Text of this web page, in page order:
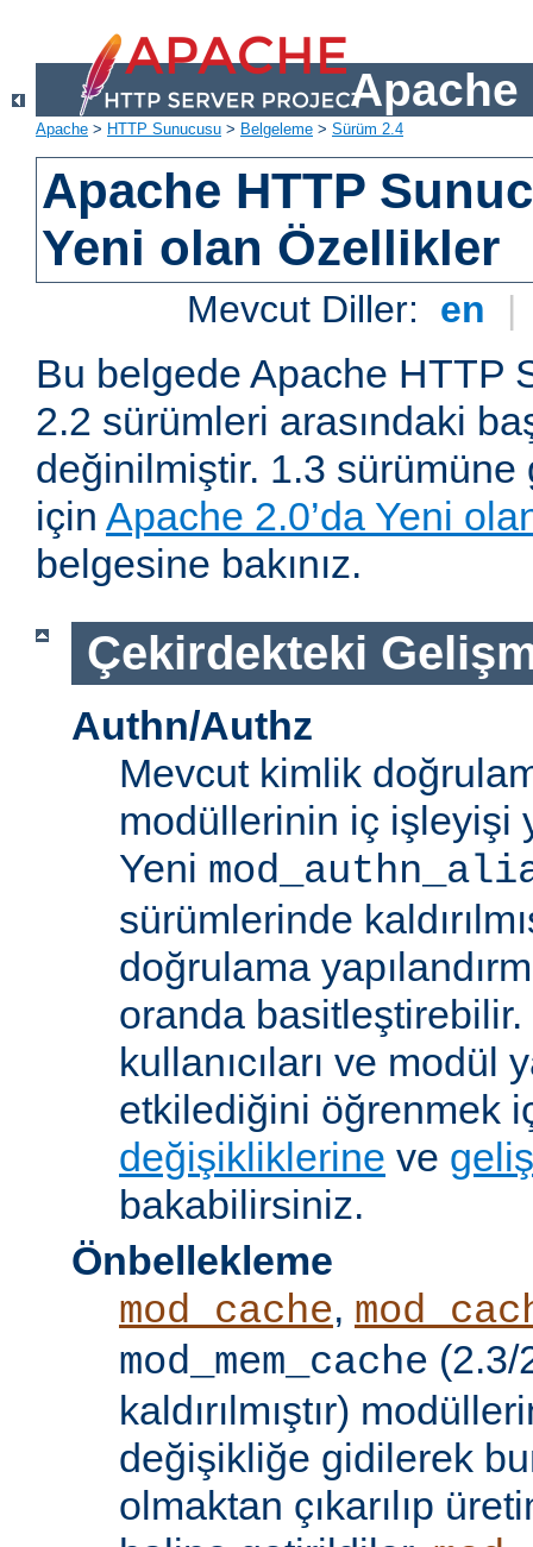
Apache
Apache > HTTP Sunucusu > Belgeleme > Sürüm 2.4
Apache HTTP
Yeni olan Özellikler
Mevcut Diller: en |
Bu belgede Apache HTTP
2.2 sürümleri arasındaki
değinilmiştir. 1.3
için Apache 2.0’da Yeni
belgesine bakınız.
Çekirdekteki
Authn/Authz
Mevcut kimlik
modüllerinin iç işleyişi
Yeni
sürümlerinde
doğrulama
oranda
kullanıcıları ve modül
etkilediğini öğrenmek
değişikliklerine ve
bakabilirsiniz.
Önbellekleme
mod_cache,
mod_mem_cache (2.3/
kaldırılmıştır)
değişikliğe gidilerek
olmaktan çıkarılıp